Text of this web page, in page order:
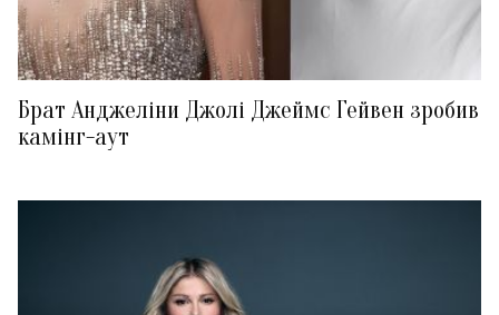
Брат Анджеліни Джолі Джеймс Гейвен зробив
камінг-аут